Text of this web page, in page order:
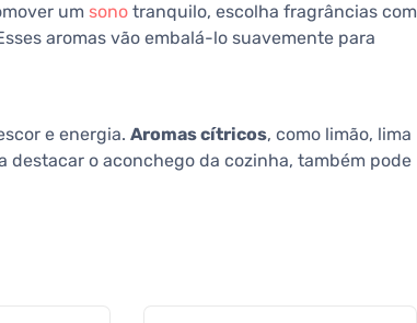
um sono tranquilo, escolha fragrâncias com
aromas vão embalá-lo suavemente para
e energia. Aromas cítricos, como limão, lima
destacar o aconchego da cozinha, também pode